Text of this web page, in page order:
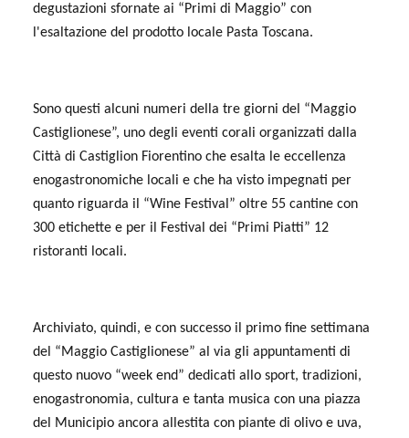
degustazioni sfornate ai “Primi di Maggio” con
l'esaltazione del prodotto locale Pasta Toscana.
Sono questi alcuni numeri della tre giorni del “Maggio
Castiglionese”, uno degli eventi corali organizzati dalla
Città di Castiglion Fiorentino che esalta le eccellenza
enogastronomiche locali e che ha visto impegnati per
quanto riguarda il “Wine Festival” oltre 55 cantine con
300 etichette e per il Festival dei “Primi Piatti” 12
ristoranti locali.
Archiviato, quindi, e con successo il primo fine settimana
del “Maggio Castiglionese” al via gli appuntamenti di
questo nuovo “week end” dedicati allo sport, tradizioni,
enogastronomia, cultura e tanta musica con una piazza
del Municipio ancora allestita con piante di olivo e uva,